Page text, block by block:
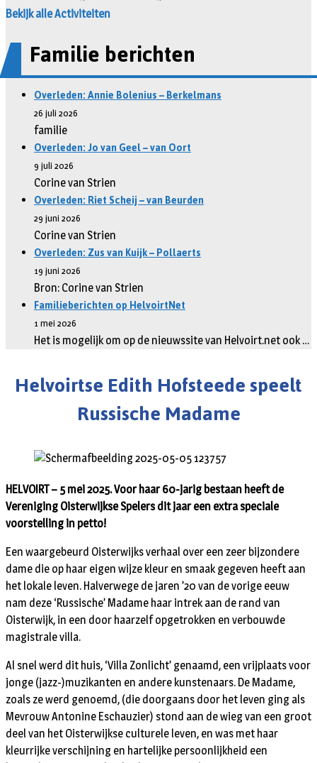
Bekijk alle Activiteiten
Familie berichten
Overleden: Annie Bolenius – Berkelmans
26 juli 2026
familie
Overleden: Jo van Geel – van Oort
9 juli 2026
Corine van Strien
Overleden: Riet Scheij – van Beurden
29 juni 2026
Corine van Strien
Overleden: Zus van Kuijk – Pollaerts
19 juni 2026
Bron: Corine van Strien
Familieberichten op HelvoirtNet
1 mei 2026
Het is mogelijk om op de nieuwssite van Helvoirt.net ook …
Helvoirtse Edith Hofsteede speelt
Russische Madame
HELVOIRT – 5 mei 2025. Voor haar 60-jarig bestaan heeft de
Vereniging Oisterwijkse Spelers dit jaar een extra speciale
voorstelling in petto!
Een waargebeurd Oisterwijks verhaal over een zeer bijzondere
dame die op haar eigen wijze kleur en smaak gegeven heeft aan
het lokale leven. Halverwege de jaren ’20 van de vorige eeuw
nam deze ‘Russische’ Madame haar intrek aan de rand van
Oisterwijk, in een door haarzelf opgetrokken en verbouwde
magistrale villa.
Al snel werd dit huis, ‘Villa Zonlicht’ genaamd, een vrijplaats voor
jonge (jazz-)muzikanten en andere kunstenaars. De Madame,
zoals ze werd genoemd, (die doorgaans door het leven ging als
Mevrouw Antonine Eschauzier) stond aan de wieg van een groot
deel van het Oisterwijkse culturele leven, en was met haar
kleurrijke verschijning en hartelijke persoonlijkheid een